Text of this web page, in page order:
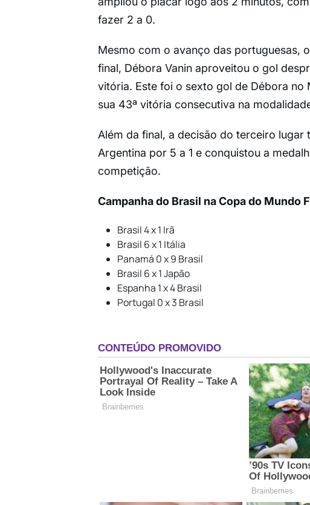
fazer 2 a 0.
Mesmo com o avanço das portuguesas,
final, Débora Vanin aproveitou o gol
vitória. Este foi o sexto gol de Débora no
sua 43ª vitória consecutiva na
Além da final, a decisão do terceiro lugar
Argentina por 5 a 1 e conquistou a
competição.
Campanha do Brasil na Copa do Mundo
Brasil 4 x 1 Irã
Brasil 6 x 1 Itália
Panamá 0 x 9 Brasil
Brasil 6 x 1 Japão
Espanha 1 x 4 Brasil
Portugal 0 x 3 Brasil